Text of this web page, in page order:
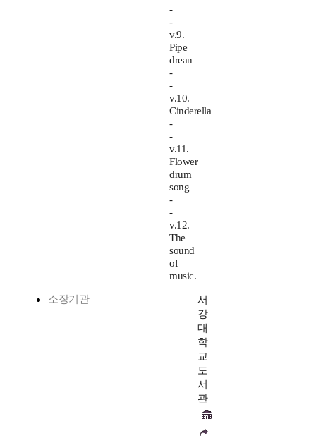
-
-
v.9.
Pipe
drean
-
-
v.10.
Cinderella
-
-
v.11.
Flower
drum
song
-
-
v.12.
The
sound
of
music.
소장기관
서
강
대
학
교
도
서
관